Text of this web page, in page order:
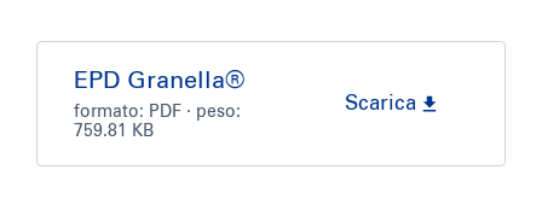
EPD Granella®
formato: PDF · peso:
759.81 KB
Scarica